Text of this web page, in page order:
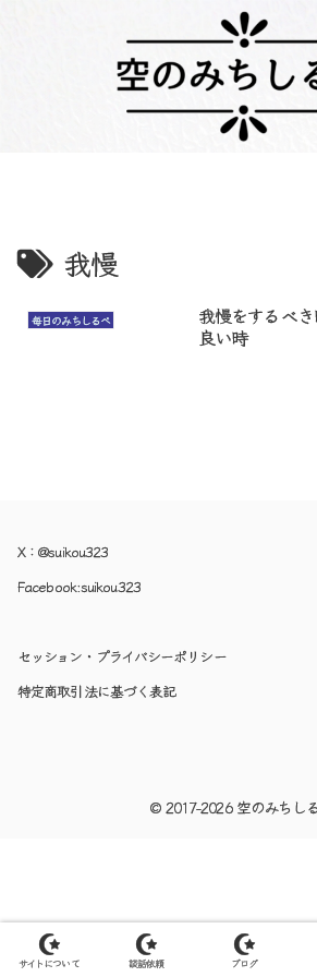
我慢
毎日のみちしるべ
我慢をするべ
良い時
X：@suikou323
Facebook:suikou323
セッション・プライバシーポリシー
特定商取引法に基づく表記
© 2017-2026 空のみちし
サイトについて 談話依頼 ブログ